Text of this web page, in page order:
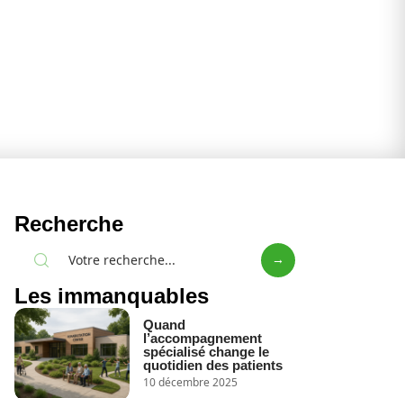
Recherche
Les immanquables
Quand
l’accompagnement
spécialisé change le
quotidien des patients
10 décembre 2025